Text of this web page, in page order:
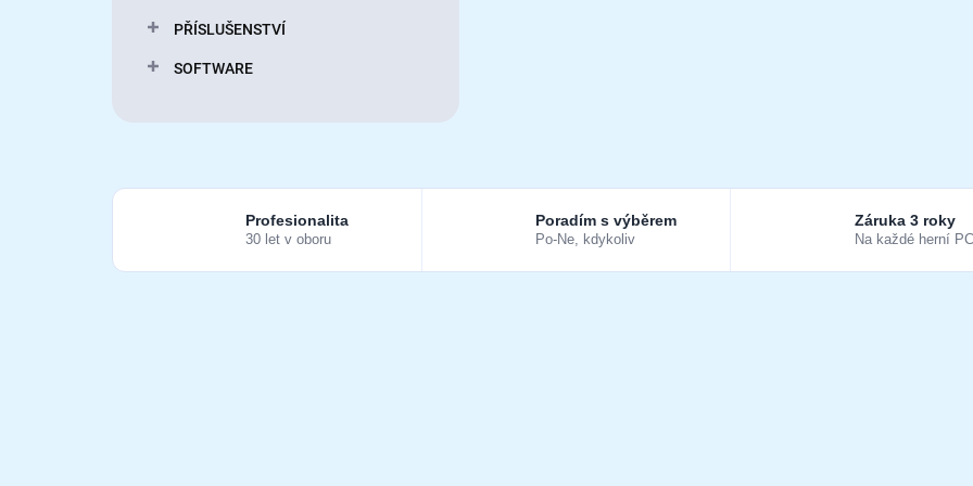
PŘÍSLUŠENSTVÍ
SOFTWARE
Profesionalita
30 let v oboru
Poradím s výběrem
Po-Ne, kdykoliv
Záruka 3 roky
Na každé herní PC